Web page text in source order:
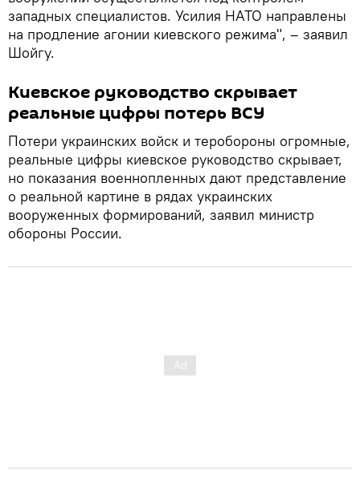
западных специалистов. Усилия НАТО направлены
на продление агонии киевского режима", – заявил
Шойгу.
Киевское руководство скрывает
реальные цифры потерь ВСУ
Потери украинских войск и теробороны огромные,
реальные цифры киевское руководство скрывает,
но показания военнопленных дают представление
о реальной картине в рядах украинских
вооруженных формирований, заявил министр
обороны России.